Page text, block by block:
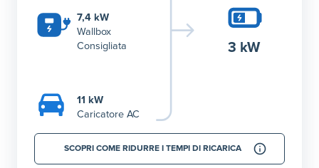
7,4 kW
Wallbox
Consigliata
11 kW
Caricatore AC
3 kW
SCOPRI COME RIDURRE I TEMPI DI RICARICA